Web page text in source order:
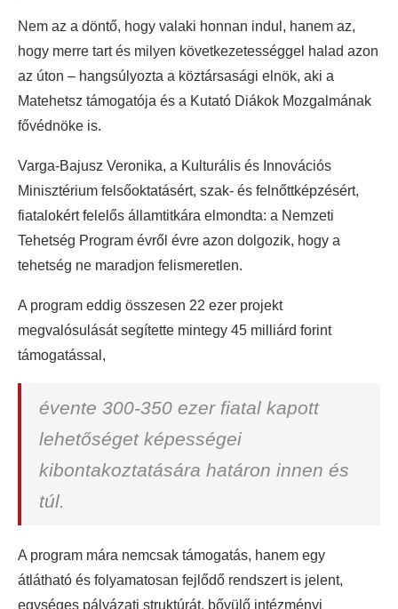
Nem az a döntő, hogy valaki honnan indul, hanem az,
hogy merre tart és milyen következetességgel halad azon
az úton – hangsúlyozta a köztársasági elnök, aki a
Matehetsz támogatója és a Kutató Diákok Mozgalmának
fővédnöke is.
Varga-Bajusz Veronika, a Kulturális és Innovációs
Minisztérium felsőoktatásért, szak- és felnőttképzésért,
fiatalokért felelős államtitkára elmondta: a Nemzeti
Tehetség Program évről évre azon dolgozik, hogy a
tehetség ne maradjon felismeretlen.
A program eddig összesen 22 ezer projekt
megvalósulását segítette mintegy 45 milliárd forint
támogatással,
évente 300-350 ezer fiatal kapott
lehetőséget képességei
kibontakoztatására határon innen és
túl.
A program mára nemcsak támogatás, hanem egy
átlátható és folyamatosan fejlődő rendszert is jelent,
egységes pályázati struktúrát, bővülő intézményi